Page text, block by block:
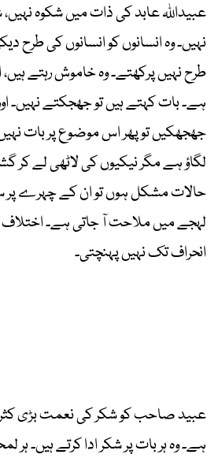
عبیداللہ عابد کی ذات میں شکوہ
نہیں۔ وہ انسانوں کو انسانوں کی طرح
طرح نہیں پرکھتے۔ وہ خاموش رہتے ہیں،
ہے۔ بات کہتے ہیں تو جھجکتے نہیں۔
جھجھکیں تو پھر اس موضوع پر بات
لگاؤ ہے مگر نیکیوں کی لاٹھی لے کر
حالات مشکل ہوں تو ان کے چہرے پر
لہجے میں ملاحت آ جاتی ہے۔ اختلاف
انحراف تک نہیں پہنچتی۔
عبید صاحب کو شکر کی نعمت بڑی
ہے۔ وہ ہر بات پر شکر ادا کرتے ہیں۔